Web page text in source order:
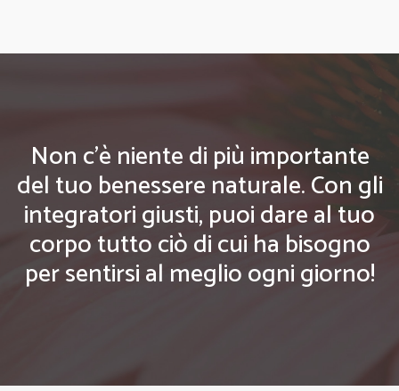
Non c'è niente di più importante
del tuo benessere naturale. Con gli
integratori giusti, puoi dare al tuo
corpo tutto ciò di cui ha bisogno
per sentirsi al meglio ogni giorno!